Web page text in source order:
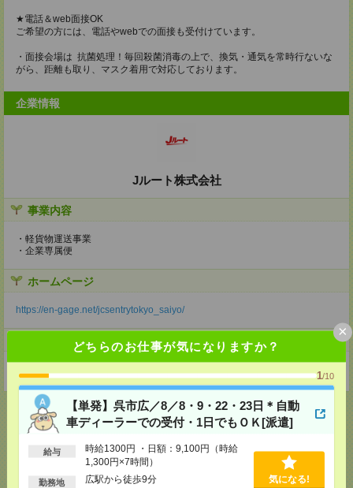
どちらのお仕事が気になりますか？
1/10
【単発】呉市広／8／8・9・22・23日＊自動
車ディーラーでの受付・1日でもＯＫ[派遣]
給与
時給1300円 ・日額：9,100円（時給
1,300円×7時間）
勤務地 広駅から徒歩9分 気になる!
×
★電話＆web面接OK
ご希望の方には、電話やwebでの面接も受付けています。
・面接会場は 抗菌処理！毎回殺菌消毒の上で、換気・通気を常時行ないな
がら、距離も取り、マスク着用で対応しております。
企業情報
Jルート株式会社
事業内容
・軽貨物運送事業
・企業専属便
ホームページ
https://en-gage.net/jcsentrytokyo_saiyo/
応募ページへ